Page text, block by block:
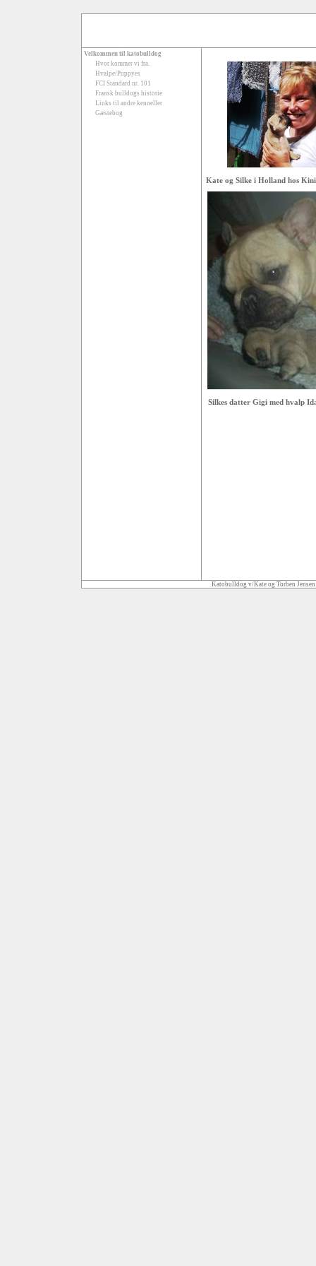
Velkommen til katobulldog
Hvor kommer vi fra.
Hvalpe/Puppyes
FCI Standard nr. 101
Fransk bulldogs historie
Links til andre kenneller
Gæstebog
Kate og Silke i Holland hos
Silkes datter Gigi med hvalp
Katobulldog v/Kate og Torben